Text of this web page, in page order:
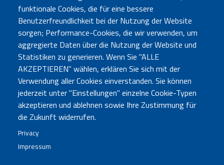
funktionale Cookies, die für eine bessere
Benutzerfreundlichkeit bei der Nutzung der Website
sorgen; Performance-Cookies, die wir verwenden, um
aggregierte Daten über die Nutzung der Website und
Statistiken zu generieren. Wenn Sie "ALLE
AKZEPTIEREN" wählen, erklären Sie sich mit der
Verwendung aller Cookies einverstanden. Sie können
jederzeit unter "Einstellungen" einzelne Cookie-Typen
akzeptieren und ablehnen sowie Ihre Zustimmung für
die Zukunft widerrufen.
Privacy
Impressum
Büro BozenSebastian-Altmann-Str. 17 - 39100 Bozen - Tel. 0471
Büro Bruneck